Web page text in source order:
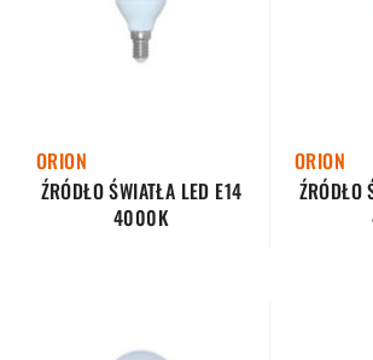
ORION
ŹRÓDŁO ŚWIATŁA LED E14
4000K
ORION
ŹRÓDŁO